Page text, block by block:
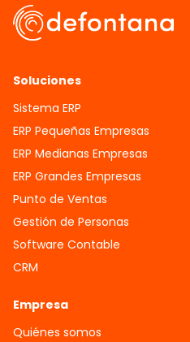
Soluciones
Sistema ERP
ERP Pequeñas Empresas
ERP Medianas Empresas
ERP Grandes Empresas
Punto de Ventas
Gestión de Personas
Software Contable
CRM
Empresa
Quiénes somos